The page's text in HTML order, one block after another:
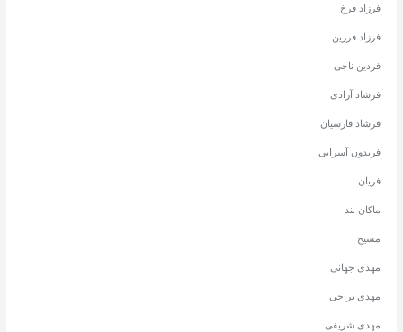
فرزاد فرخ
فرزاد فرزین
فردین ناجی
فرشاد آزادی
فرشاد فارسیان
فریدون آسرایی
فریان
ماکان بند
مسیح
مهدی جهانی
مهدی یراحی
مهدی شریفی